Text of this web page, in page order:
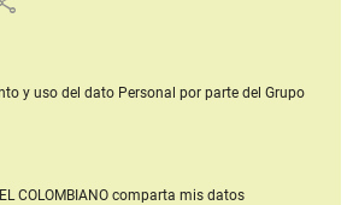
y uso del dato Personal por parte del Grupo
COLOMBIANOcomparta mis datos